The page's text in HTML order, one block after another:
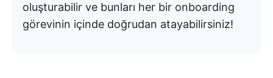
oluşturabilir ve bunları her bir onboarding
görevinin içinde doğrudan atayabilirsiniz!